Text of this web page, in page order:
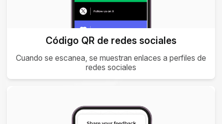
Código QR de redes sociales
Cuando se escanea, se muestran enlaces a perfiles de
redes sociales